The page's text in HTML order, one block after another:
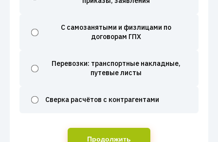
С самозанятыми и физлицами по
договорам ГПХ
Перевозки: транспортные накладные,
путевые листы
Сверка расчётов с контрагентами
Продолжить